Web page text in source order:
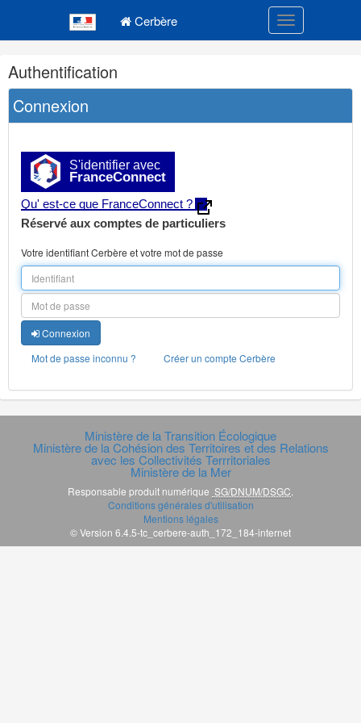
Cerbère Toggle
Navigation
et
outils
annexes
Authentification
Connexion
S'identifier avec
FranceConnect
Qu' est-ce que FranceConnect ?
Réservé aux comptes de particuliers
Votre identifiant Cerbère et votre mot de passe
Connexion
Mot de passe inconnu ?
Créer un compte Cerbère
Ministère de la Transition Écologique
Ministère de la Cohésion des Territoires et des Relations
avec les Collectivités Terrritoriales
Ministère de la Mer
Responsable produit numérique SG/DNUM/DSGC.
Conditions générales d'utilisation
Mentions légales
© Version 6.4.5-tc_cerbere-auth_172_184-internet